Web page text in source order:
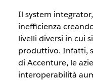
Il system integrator
inefficienza
livelli diversi in cui
produttivo. Infatti,
di Accenture, le
interoperabilità